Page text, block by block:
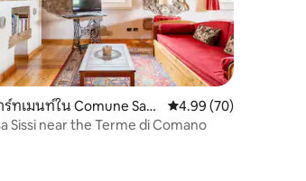
าก 5, 57 รีวิว
ทเมนท์ใน Comune San
Dorsino
คะแนนเฉลี่ย 4.99 จาก
4.99 (70)
Sissi near the Terme di Comano